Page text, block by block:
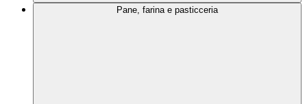
Pane, farina e pasticceria